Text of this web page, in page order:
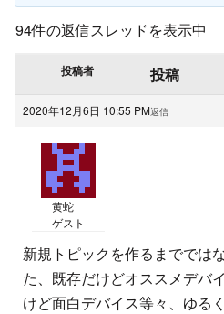
94件の返信スレッドを表示中
投稿者 投稿
2020年12月6日 10:55 PM返信
黄蛇
ゲスト
新規トピックを作るまででは
た、既存だけどオススメデバ
けど面白デバイス等々、ゆる